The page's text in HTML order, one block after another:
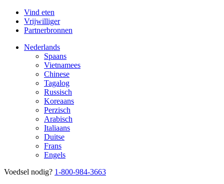
Vind eten
Vrijwilliger
Partnerbronnen
Nederlands
Spaans
Vietnamees
Chinese
Tagalog
Russisch
Koreaans
Perzisch
Arabisch
Italiaans
Duitse
Frans
Engels
Voedsel nodig? 1-800-984-3663